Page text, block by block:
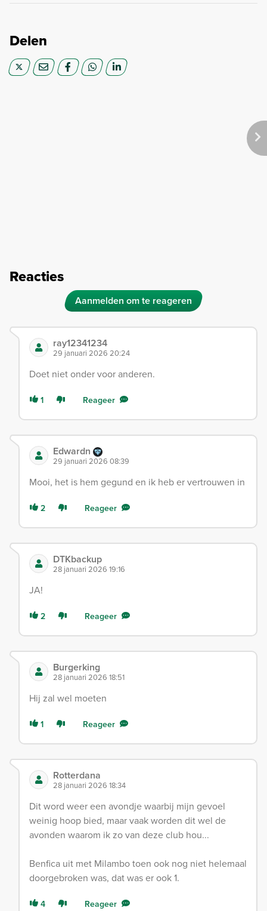
Delen
Reacties
Aanmelden om te reageren
ray12341234
29 januari 2026 20:24
Doet niet onder voor anderen.
1 Reageer
Edwardn
29 januari 2026 08:39
Mooi, het is hem gegund en ik heb er vertrouwen in
2 Reageer
DTKbackup
28 januari 2026 19:16
JA!
2 Reageer
Burgerking
28 januari 2026 18:51
Hij zal wel moeten
1 Reageer
Rotterdana
28 januari 2026 18:34
Dit word weer een avondje waarbij mijn gevoel
weinig hoop bied, maar vaak worden dit wel de
avonden waarom ik zo van deze club hou...
Benfica uit met Milambo toen ook nog niet helemaal
doorgebroken was, dat was er ook 1.
4 Reageer